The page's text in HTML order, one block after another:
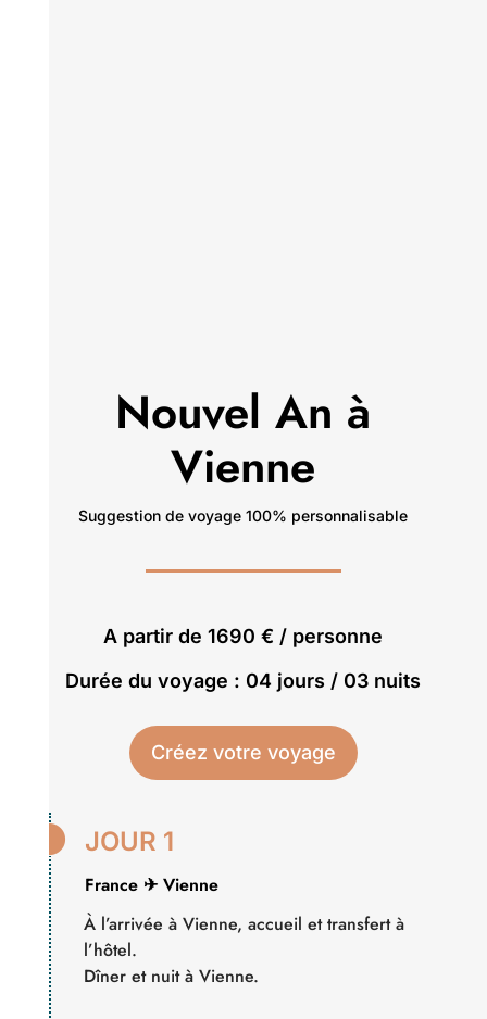
Nouvel An à
Vienne
Suggestion de voyage 100% personnalisable
A partir de 1690 € / personne
Durée du voyage : 04 jours / 03 nuits
Créez votre voyage
 JOUR 1
France ✈ Vienne
À l’arrivée à Vienne, accueil et transfert à
l’hôtel.
Dîner et nuit à Vienne.